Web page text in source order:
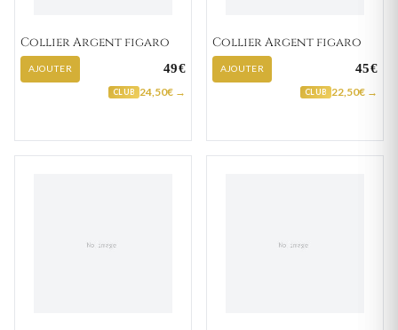
Collier Argent figaro
AJOUTER 49€
CLUB 24,50€ →
Collier Argent figaro
AJOUTER 45€
CLUB 22,50€ →